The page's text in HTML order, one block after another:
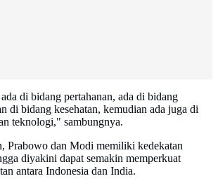
di bidang pertahanan, ada di bidang
di bidang kesehatan, kemudian ada juga di
teknologi," sambungnya.
Prabowo dan Modi memiliki kedekatan
diyakini dapat semakin memperkuat
antara Indonesia dan India.